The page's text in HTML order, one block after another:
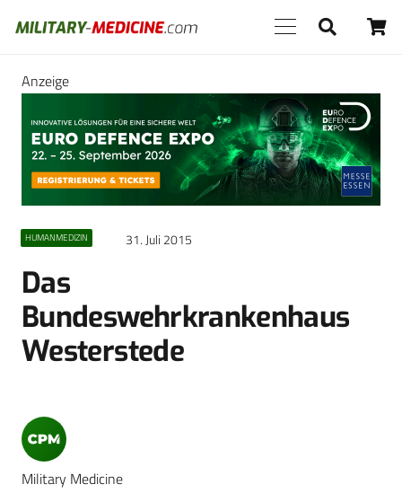
Anzeige
HUMANMEDIZIN 31. Juli 2015
Das
Bundeswehrkrankenhaus
Westerstede
Military Medicine